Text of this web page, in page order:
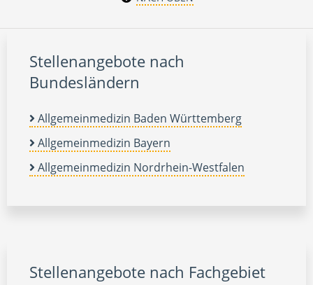
Stellenangebote nach
Bundesländern
Allgemeinmedizin Baden Württemberg
Allgemeinmedizin Bayern
Allgemeinmedizin Nordrhein-Westfalen
Stellenangebote nach Fachgebiet